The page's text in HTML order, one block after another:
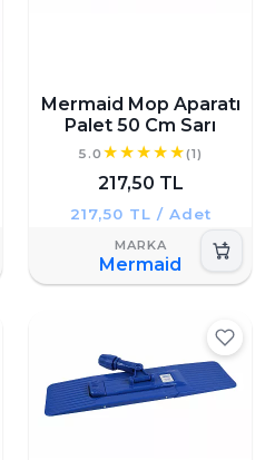
Mermaid Mop Aparatı
Palet 50 Cm Sarı
5.0 (1)
217,50 TL
217,50 TL / Adet
Mermaid